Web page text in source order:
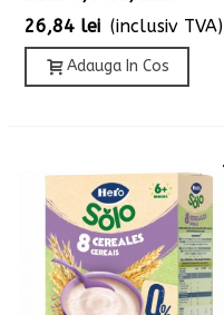
26,84 lei (inclusiv TVA)
Adauga In Cos